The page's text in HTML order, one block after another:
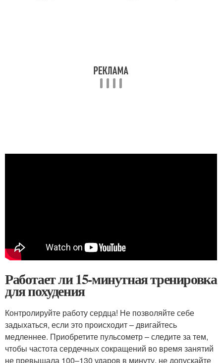
Работает ли 15-минутная тренировка
для похудения
Контролируйте работу сердца! Не позволяйте себе
задыхаться, если это происходит – двигайтесь
медленнее. Приобретите пульсометр – следите за тем,
чтобы частота сердечных сокращений во время занятий
не превышала 100–130 ударов в минуту, не допускайте